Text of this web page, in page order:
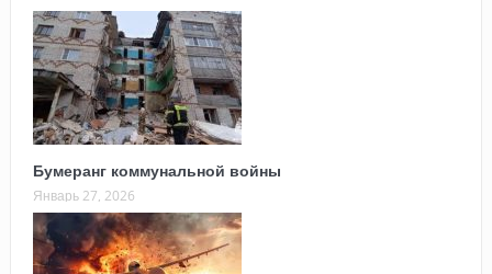
Бумеранг коммунальной войны
Январь 27, 2026